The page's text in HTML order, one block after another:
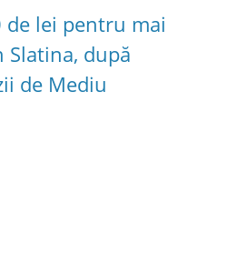
de lei pentru mai
după
de Mediu